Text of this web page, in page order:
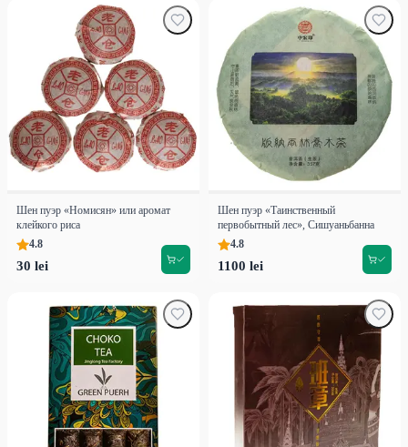
Шен пуэр «Номисян» или аромат
клейкого риса
4.8
30 lei
Шен пуэр «Таинственный
первобытный лес», Сишуаньбанна
4.8
1100 lei